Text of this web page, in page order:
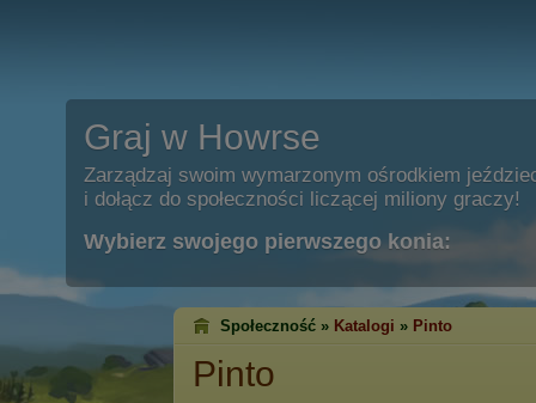
Graj w Howrse
Zarządzaj swoim wymarzonym ośrodkiem
i dołącz do społeczności liczącej miliony graczy!
Wybierz swojego pierwszego konia:
Społeczność » Katalogi » Pinto
Pinto